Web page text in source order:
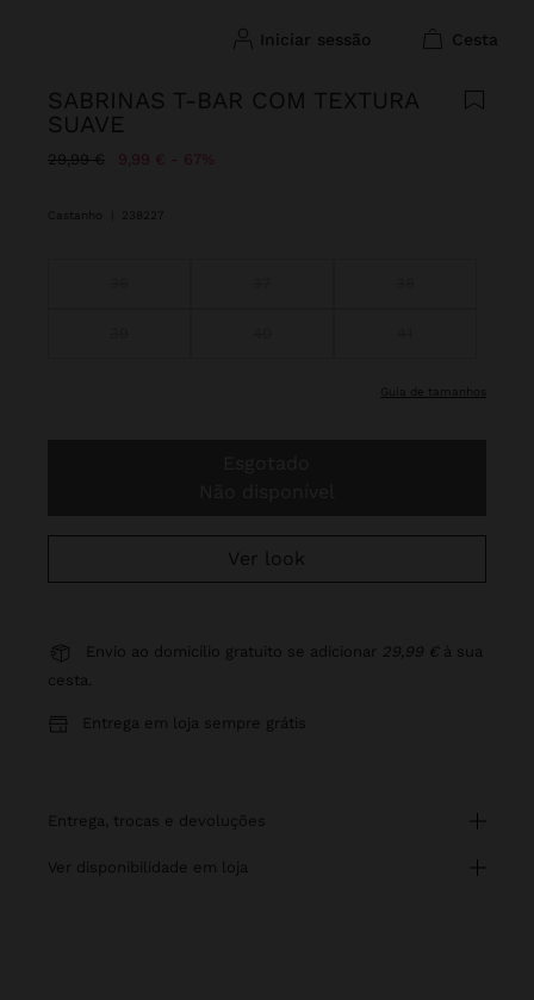
iniciar sessão cesta
SABRINAS T-BAR COM TEXTURA
SUAVE
Preço Reduzido De
29,99 €Para9,99 € 67%
Castanho 238227
guia de tamanhos
Ver look
Envio ao domicílio gratuito se adicionar 29,99 € à sua
cesta.
Entrega em loja sempre grátis
entrega, trocas e devoluções
ver disponibilidade em loja